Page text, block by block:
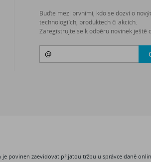
Buďte mezi prvními, kdo se dozví o
technologiích, produktech či akcích.
Zaregistrujte se k odběru novinek ještě
povinen zaevidovat přijatou tržbu u správce daně